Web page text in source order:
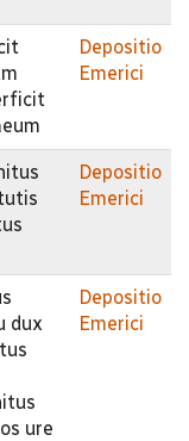
Depositio
Emerici
Depositio
Emerici
dux
ure
Depositio
Emerici